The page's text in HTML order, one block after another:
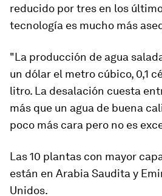
reducido por tres en los
tecnología es mucho más
"La producción de agua
un dólar el metro cúbico, 0,1
litro. La desalación cuesta
más que un agua de buena
poco más cara pero no es
Las 10 plantas con mayor
están en Arabia Saudita y
Unidos.